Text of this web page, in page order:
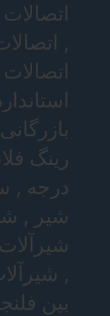
,
درجه ,
,
بین